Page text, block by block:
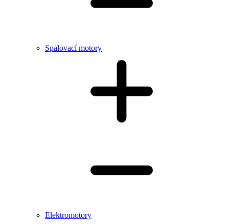
Spalovací motory
Elektromotory